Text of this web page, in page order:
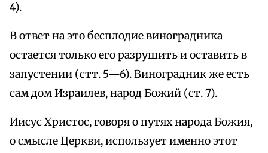
4).
В ответ на это бесплодие виноградника
остается только его разрушить и оставить в
запустении (стт. 5—6). Виноградник же есть
сам дом Израилев, народ Божий (ст. 7).
Иисус Христос, говоря о путях народа Божия,
о смысле Церкви, использует именно этот